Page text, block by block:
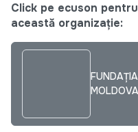
Click pe ecuson
această organizație: